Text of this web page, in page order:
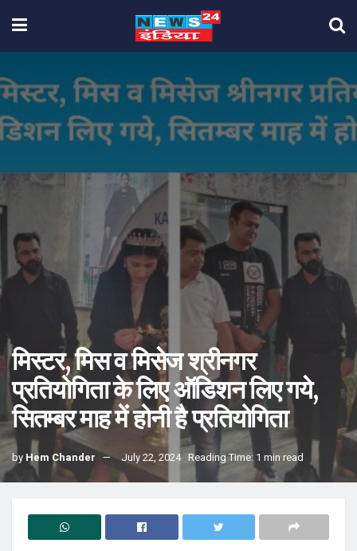
मिस्टर, मिस व मिसेज श्रीनगर
प्रतियोगिता के लिए ऑडिशन लिए गये,
सितम्बर माह में होनी है प्रतियोगिता
by Hem Chander July 22, 2024 Reading Time: 1 min read